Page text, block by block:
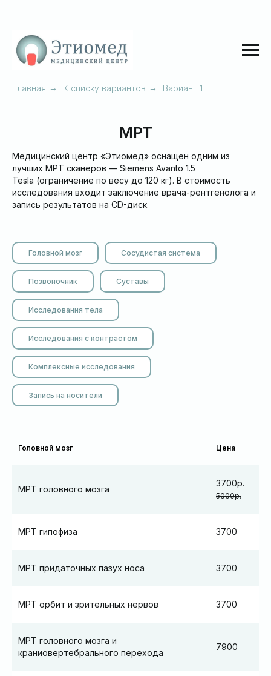
Главная → К списку вариантов → Вариант 1
МРТ
Медицинский центр «Этиомед» оснащен одним из
лучших МРТ сканеров — Siemens Avanto 1.5
Tesla (ограничение по весу до 120 кг). В стоимость
исследования входит заключение врача-рентгенолога и
запись результатов на CD-диск.
Головной мозг Сосудистая система
Позвоночник Суставы
Исследования тела
Исследования с контрастом
Комплексные исследования
Запись на носители
Головной мозг Цена
МРТ головного мозга
3700р.
5000р.
МРТ гипофиза 3700
МРТ придаточных пазух носа 3700
МРТ орбит и зрительных нервов 3700
МРТ головного мозга и
краниовертебрального перехода
7900